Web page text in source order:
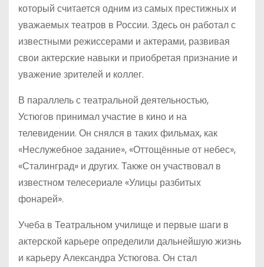
который считается одним из самых престижных и
уважаемых театров в России. Здесь он работал с
известными режиссерами и актерами, развивая
свои актерские навыки и приобретая признание и
уважение зрителей и коллег.
В параллель с театральной деятельностью,
Устюгов принимал участие в кино и на
телевидении. Он снялся в таких фильмах, как
«Неслужебное задание», «Оттощённые от небес»,
«Сталинград» и других. Также он участвовал в
известном телесериале «Улицы разбитых
фонарей».
Учеба в Театральном училище и первые шаги в
актерской карьере определили дальнейшую жизнь
и карьеру Александра Устюгова. Он стал